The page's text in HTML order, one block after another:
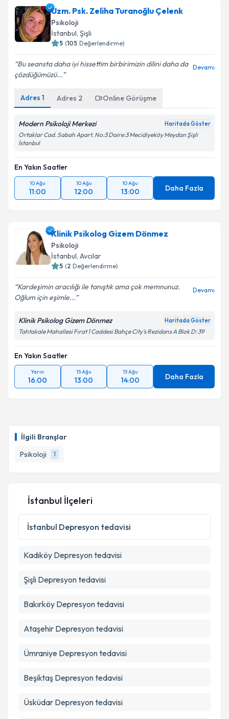
İlgili Branşlar
Psikoloji
1
Uzm. Psk. Zeliha Turanoğlu Çelenk
Psikoloji
İstanbul, Şişli
5 (105 Değerlendirme)
Bu seansta daha iyi hissettim birbirimizin dilini daha da
çözdüğümüzü...
Devamı
Adres 1 Adres 2 Online Görüşme
Modern Psikoloji Merkezi Haritada Göster
Ortaklar Cad. Sabah Apart. No:3 Daire:3 Mecidiyeköy Meydan Şişli
İstanbul
En Yakın Saatler
10 Ağu
11:00
10 Ağu
12:00
10 Ağu
13:00 Daha Fazla
Klinik Psikolog Gizem Dönmez
Psikoloji
İstanbul, Avcılar
5 (2 Değerlendirme)
Kardeşimin aracılığı ile tanıştık ama çok memnunuz.
Oğlum için eşimle...
Devamı
Klinik Psikolog Gizem Dönmez Haritada Göster
Tahtakale Mahallesi Fırat 1 Caddesi Bahçe City's Rezidans A Blok D: 39
En Yakın Saatler
Yarın
16:00
15 Ağu
13:00
15 Ağu
14:00 Daha Fazla
İstanbul İlçeleri
İstanbul Depresyon tedavisi
Kadıköy Depresyon tedavisi
Şişli Depresyon tedavisi
Bakırköy Depresyon tedavisi
Ataşehir Depresyon tedavisi
Ümraniye Depresyon tedavisi
Beşiktaş Depresyon tedavisi
Üsküdar Depresyon tedavisi